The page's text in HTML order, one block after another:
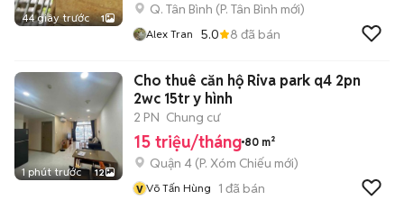
44 giây trước 1
Q. Tân Bình (P. Tân Bình mới)
Alex Tran 5.0 8 đã bán
1 phút trước 12
Cho thuê căn hộ Riva park q4 2pn
2wc 15tr y hình
2 PN Chung cư
15 triệu/tháng 80 m²
Quận 4 (P. Xóm Chiếu mới)
v Võ Tấn Hùng 1 đã bán